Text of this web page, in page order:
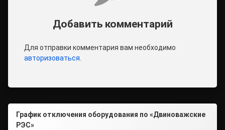
Добавить комментарий
Для отправки комментария вам необходимо
авторизоваться.
График отключения оборудования по «Двиноважские
РЭС»